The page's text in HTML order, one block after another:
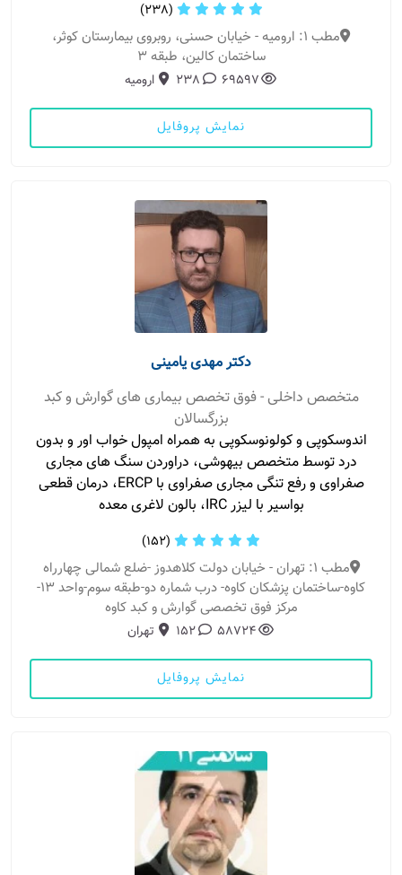
(238)
مطب 1: ارومیه - خیابان حسنی، روبروی بیمارستان کوثر،
ساختمان کالین، طبقه 3
69597
238 ارومیه
نمایش پروفایل
دکتر مهدی یامینی
متخصص داخلی - فوق تخصص بیماری های گوارش و کبد
بزرگسالان
اندوسکوپی و کولونوسکوپی به همراه امپول خواب اور و بدون
درد توسط متخصص بیهوشی، دراوردن سنگ های مجاری
صفراوی و رفع تنگی مجاری صفراوی با ERCP، درمان قطعی
بواسیر با لیزر IRC، بالون لاغری معده
(152)
مطب 1: تهران - خیابان دولت کلاهدوز -ضلع شمالی چهارراه
کاوه-ساختمان پزشکان کاوه- درب شماره دو-طبقه سوم-واحد ۱۳-
مرکز فوق تخصصی گوارش و کبد کاوه
58724
152 تهران
نمایش پروفایل